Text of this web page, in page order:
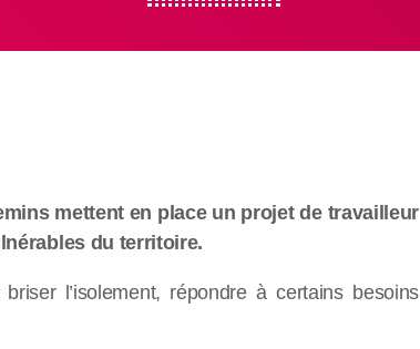
mettent en place un projet de travailleur
du territoire.
l’isolement, répondre à certains besoins